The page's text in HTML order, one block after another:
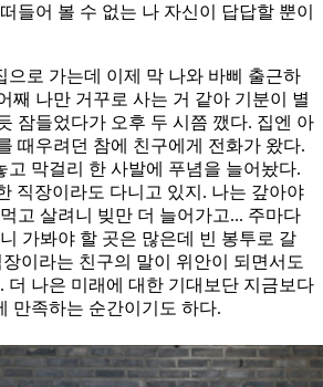
들어 볼 수 없는 나 자신이 답답할 뿐이
으로 가는데 이제 막 나와 바삐 출근하
째 나만 거꾸로 사는 거 같아 기분이 별
잠들었다가 오후 두 시쯤 깼다. 집엔 아
때우려던 참에 친구에게 전화가 왔다.
고 막걸리 한 사발에 푸념을 늘어놨다.
직장이라도 다니고 있지. 나는 갚아야
고 살려니 빚만 더 늘어가고... 주마다
가봐야 할 곳은 많은데 빈 봉투로 갈
이라는 친구의 말이 위안이 되면서도
더 나은 미래에 대한 기대보단 지금보다
만족하는 순간이기도 하다.